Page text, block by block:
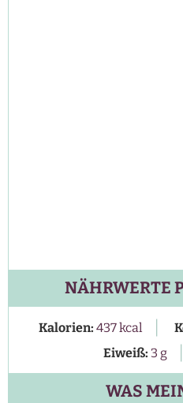
NÄHRWERTE
Kalorien: 437kcal |
Eiweiß: 3 g |
WAS